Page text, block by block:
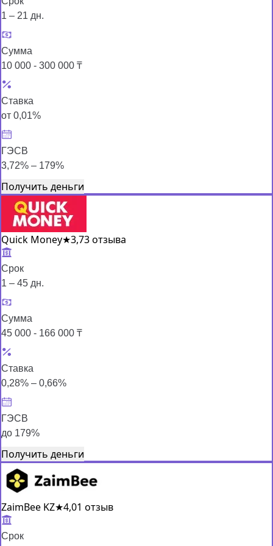
1 – 21 дн.
Сумма
10 000 - 300 000 ₸
Ставка
от 0,01%
ГЭСВ
3,72% – 179%
Получить деньги
Quick Money★3,73 отзыва
Срок
1 – 45 дн.
Сумма
45 000 - 166 000 ₸
Ставка
0,28% – 0,66%
ГЭСВ
до 179%
Получить деньги
ZaimBee KZ★4,01 отзыв
Срок